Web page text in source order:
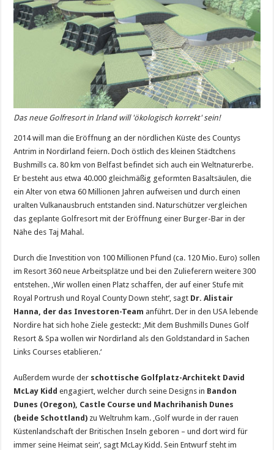
Das neue Golfresort in Irland will 'ökologisch korrekt' sein!
2014 will man die Eröffnung an der nördlichen Küste des Countys
Antrim in Nordirland feiern. Doch östlich des kleinen Städtchens
Bushmills ca. 80 km von Belfast befindet sich auch ein Weltnaturerbe.
Er besteht aus etwa 40.000 gleichmäßig geformten Basaltsäulen, die
ein Alter von etwa 60 Millionen Jahren aufweisen und durch einen
uralten Vulkanausbruch entstanden sind. Naturschützer vergleichen
das geplante Golfresort mit der Eröffnung einer Burger-Bar in der
Nähe des Taj Mahal.
Durch die Investition von 100 Millionen Pfund (ca. 120 Mio. Euro) sollen
im Resort 360 neue Arbeitsplätze und bei den Zulieferern weitere 300
entstehen. ‚Wir wollen einen Platz schaffen, der auf einer Stufe mit
Royal Portrush und Royal County Down steht‘, sagt Dr. Alistair
Hanna, der das Investoren-Team anführt. Der in den USA lebende
Nordire hat sich hohe Ziele gesteckt: ‚Mit dem Bushmills Dunes Golf
Resort & Spa wollen wir Nordirland als den Goldstandard in Sachen
Links Courses etablieren.‘
Außerdem wurde der schottische Golfplatz-Architekt David
McLay Kidd engagiert, welcher durch seine Designs in Bandon
Dunes (Oregon), Castle Course und Machrihanish Dunes
(beide Schottland) zu Weltruhm kam. ‚Golf wurde in der rauen
Küstenlandschaft der Britischen Inseln geboren – und dort wird für
immer seine Heimat sein‘, sagt McLay Kidd. Sein Entwurf steht im